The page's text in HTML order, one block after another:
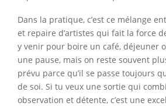
Dans la pratique, c’est ce mélange
et repaire d’artistes qui fait la force
y venir pour boire un café, déjeuner
une pause, mais on reste souvent
prévu parce qu’il se passe toujours
de soi. Si tu veux une sortie qui
observation et détente, c’est une